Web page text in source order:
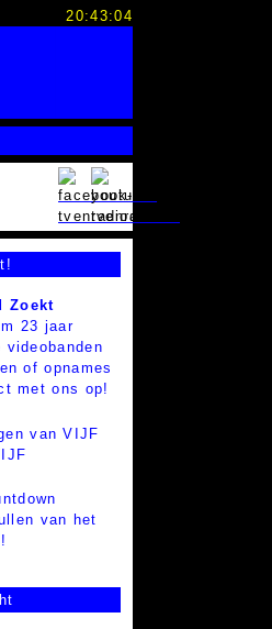
20:43:05
Zoekt
23 jaar
of opnames
met ons op!
van VIJF
van het